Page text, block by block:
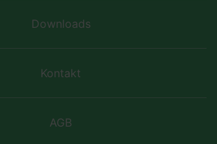
Downloads
Kontakt
AGB